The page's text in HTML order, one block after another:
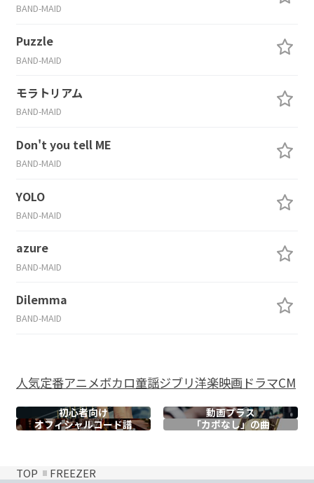
BAND-MAID
Puzzle
BAND-MAID
モラトリアム
BAND-MAID
Don't you tell ME
BAND-MAID
YOLO
BAND-MAID
azure
BAND-MAID
Dilemma
BAND-MAID
人気定番アニメボカロ童謡ジブリ洋楽映画ドラマCM
初心者向け
動画プラス
オフィシャルコード譜 「カポなし」の曲
TOP FREEZER